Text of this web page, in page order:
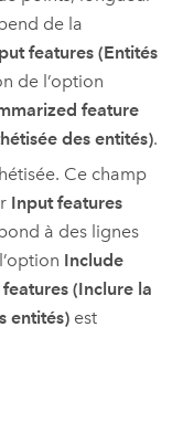
de la
features (Entités
de l’option
feature
des entités).
Ce champ
Input features
à des lignes
Include
(Inclure la
entités) est